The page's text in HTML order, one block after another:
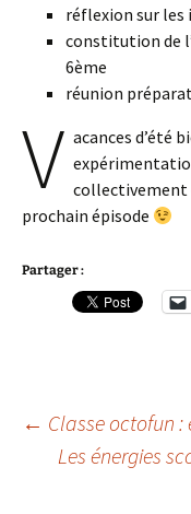
réflexion sur
constitution de
6ème
réunion
v acances d’été
collectivement
prochain épisode
Partager :
← Classe octofun :
Les énergies